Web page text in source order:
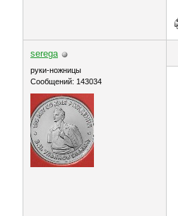
serega
руки-ножницы
Сообщений: 143034